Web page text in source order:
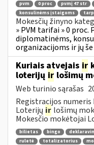
pvm 0 proc pvmį 47 str
konsulinėms įstaigoms
Mokesčių žinyno
» PVM tarifai » 0 proc.
diplomatinėms,
organizacijoms ir jų še
Kuriais atvejais ir
loterijų ir lošimų
Web turinio sąrašas
Registracijos numeris
Loterijų ir lošimų
Mokesčio mokėtojai
bilietas bingo
ruletė
totalizatorius